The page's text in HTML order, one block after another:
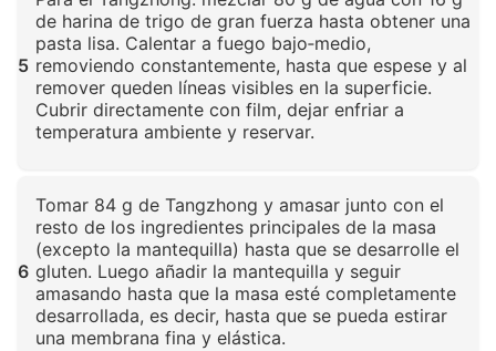
5
de harina de trigo de gran fuerza hasta obtener una
pasta lisa. Calentar a fuego bajo‑medio,
removiendo constantemente, hasta que espese y al
remover queden líneas visibles en la superficie.
Cubrir directamente con film, dejar enfriar a
temperatura ambiente y reservar.
6
Tomar 84 g de Tangzhong y amasar junto con el
resto de los ingredientes principales de la masa
(excepto la mantequilla) hasta que se desarrolle el
gluten. Luego añadir la mantequilla y seguir
amasando hasta que la masa esté completamente
desarrollada, es decir, hasta que se pueda estirar
una membrana fina y elástica.